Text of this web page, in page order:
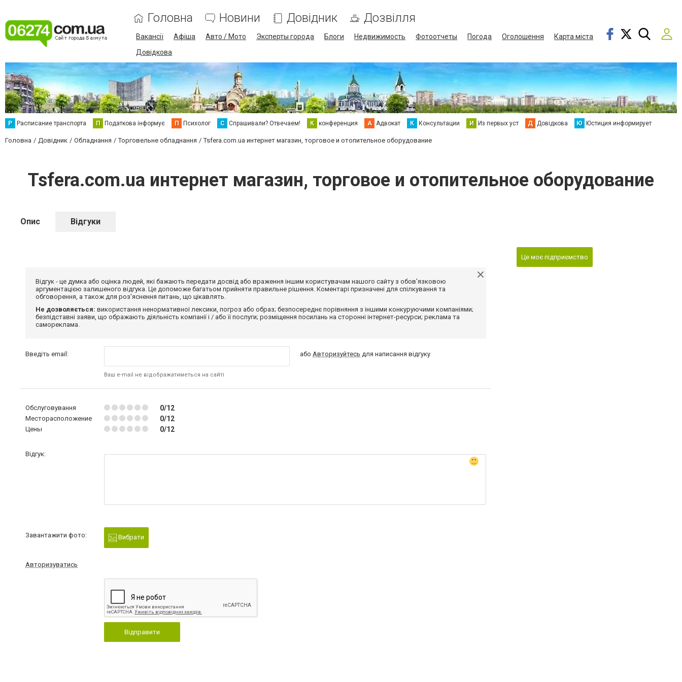
Головна Новини Довідник Дозвілля
Вакансії Афіша Авто / Мото Эксперты города Блоги Недвижимость Фотоотчеты Погода Оголошення
Карта міста
Довідкова
Р Расписание транспорта П Податкова інформує П Психолог С Спрашивали? Отвечаем! К конференция А Адвокат К Консультации И Из первых уст Д Довідкова Ю Юстиция информирует
Головна Довідник Обладнання Торговельне обладнання Tsfera.com.ua интернет магазин, торговое и отопительное оборудование
Tsfera.com.ua интернет магазин, торговое и отопительное оборудование
Опис Відгуки
Відгук - це думка або оцінка людей, які бажають передати досвід або враження іншим користувачам нашого сайту з обов'язковою
аргументацією залишеного відгука. Це допоможе багатьом прийняти правильне рішення. Коментарі призначені для спілкування та
обговорення, а також для роз'яснення питань, що цікавлять.
Не дозволяється: використання ненормативної лексики, погроз або образ; безпосереднє порівняння з іншими конкуруючими компаніями;
безпідставні заяви, що ображають діяльність компанії і / або її послуги; розміщення посилань на сторонні інтернет-ресурси; реклама та
самореклама.
Введіть email:
Ваш e-mail не відображатиметься на сайті
абоАвторизуйтесь для написання відгуку
Обслуговування 0/12
Месторасположение 0/12
Цены 0/12
Відгук:
Завантажити фото: Вибрати
Авторизуватись
Відправити
Це моє підприємство